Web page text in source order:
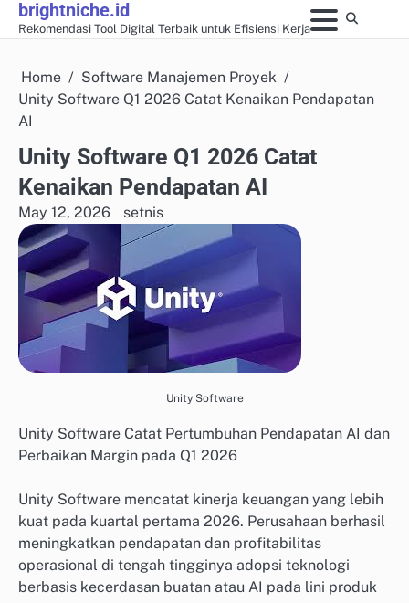
Skipbrightniche.id
Rekomendasi Tool Digital Terbaik untuk Efisiensi Kerja
Home
Software Manajemen Proyek
Unity Software Q1 2026 Catat Kenaikan Pendapatan
AI
Unity Software Q1 2026 Catat
Kenaikan Pendapatan AI
May 12, 2026 setnis
Unity Software
Unity Software Catat Pertumbuhan Pendapatan AI dan
Perbaikan Margin pada Q1 2026
Unity Software mencatat kinerja keuangan yang lebih
kuat pada kuartal pertama 2026. Perusahaan berhasil
meningkatkan pendapatan dan profitabilitas
operasional di tengah tingginya adopsi teknologi
berbasis kecerdasan buatan atau AI pada lini produk